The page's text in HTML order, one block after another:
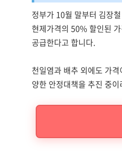
정부가 10월 말부터 김장
현제가격의 50% 할인된
공급한다고 합니다.
천일염과 배추 외에도 가
양한 안정대책을 추진 중